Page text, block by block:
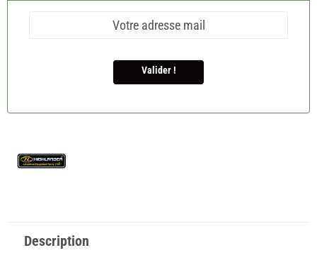
Valider !
Description